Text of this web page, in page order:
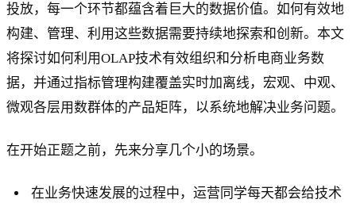
投放，每一个环节都蕴含着巨大的数据价值。如何有效地
构建、管理、利用这些数据需要持续地探索和创新。本文
将探讨如何利用OLAP技术有效组织和分析电商业务数
据，并通过指标管理构建覆盖实时加离线，宏观、中观、
微观各层用数群体的产品矩阵，以系统地解决业务问题。
在开始正题之前，先来分享几个小的场景。
在业务快速发展的过程中，运营同学每天都会给技术